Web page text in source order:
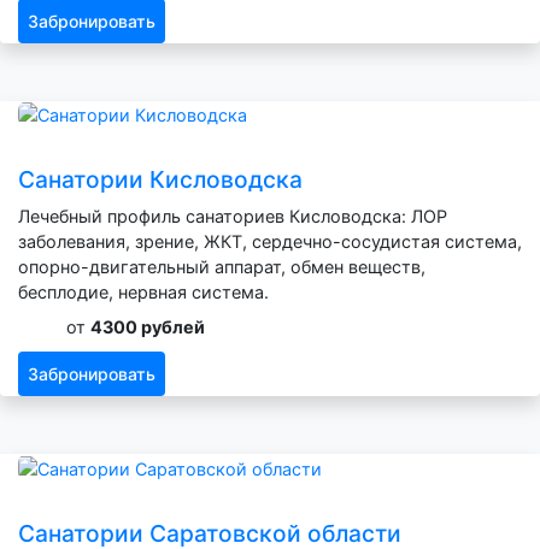
Забронировать
Санатории Кисловодска
Лечебный профиль санаториев Кисловодска: ЛОР
заболевания, зрение, ЖКТ, сердечно-сосудистая система,
опорно-двигательный аппарат, обмен веществ,
бесплодие, нервная система.
от 4300 рублей
Забронировать
Санатории Саратовской области